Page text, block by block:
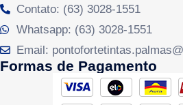
Contato: (63) 3028-1551
Whatsapp: (63) 3028-1551
Email:
Formas de Pagamento